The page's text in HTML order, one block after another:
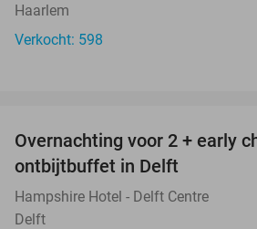
Haarlem
Verkocht: 598
Overnachting voor 2 + early
ontbijtbuffet in Delft
Hampshire Hotel - Delft Centre
Delft